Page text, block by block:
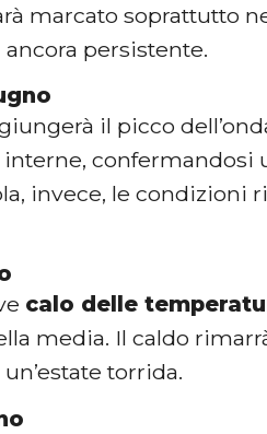
marcato soprattutto
persistente.
il picco
interne, confermandosi
invece, le condizioni
calo delle
media. Il caldo
torrida.